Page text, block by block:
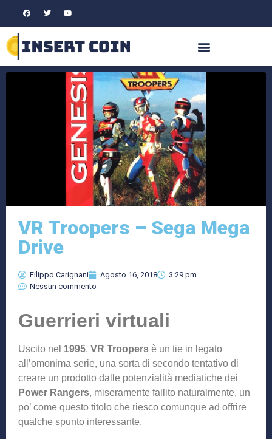
VR Troopers – Sega Mega
Drive
Filippo Carignani Agosto 16, 2018
3:29 pm
Nessun commento
Guerrieri virtuali
Uscito nel 1995, VR Troopers è un tie in legato
all’omonima serie, una sorta di secondo tentativo di
creare un prodotto dalle potenzialità mediatiche dei
Power Rangers, miseramente fallito naturalmente, un
po’ come questo titolo che riesco comunque ad offrire
qualche spunto interessante.